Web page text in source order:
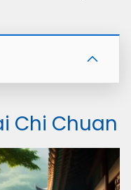
Chi Chuan